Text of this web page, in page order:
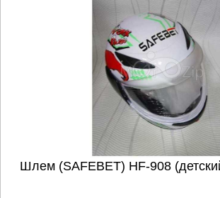
Шлем (SAFEBET) HF-908